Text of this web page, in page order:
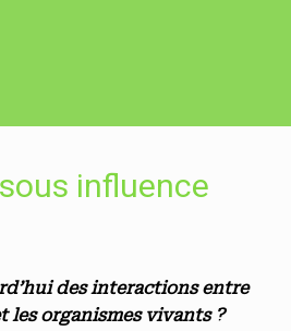
influence
des interactions entre
les organismes vivants ?